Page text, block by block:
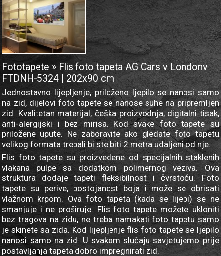
Fototapete » Flis foto tapeta AG Cars v Londonv
FTDNH-5324 | 202x90 cm
Jednostavno lijepljenje, priloženo ljepilo se nanosi samo
na zid, dijelovi foto tapete se nanose suhe na pripremljen
zid. Kvalitetan materijal, češka proizvodnja, digitalni tisak,
anti-alergijski i bez mirisa. Kod svake foto tapete su
priložene upute. Ne zaboravite ako gledate foto tapetu
velikog formata trebali bi ste biti 2 metra udaljeni od nje.
Flis foto tapete su proizvedene od specijalnih staklenih
vlakana pulpe sa dodatkom polimernog veziva. Ova
struktura dodaje tapeti fleksibilnost i čvrstoću. Foto
tapete su perive, postojanost boja i može se obrisati
vlažnom krpom. Ova foto tapeta (kada se lijepi) se ne
smanjuje i ne proširuje. Flis foto tapete možete ukloniti
bez tragova na zidu, ne treba namakati foto tapetu samo
je skinete sa zida. Kod lijepljenje flis foto tapete se ljepilo
nanosi samo na zid. U svakom slučaju savjetujemo prije
postavljanja tapeta dobro impregnirati zid.